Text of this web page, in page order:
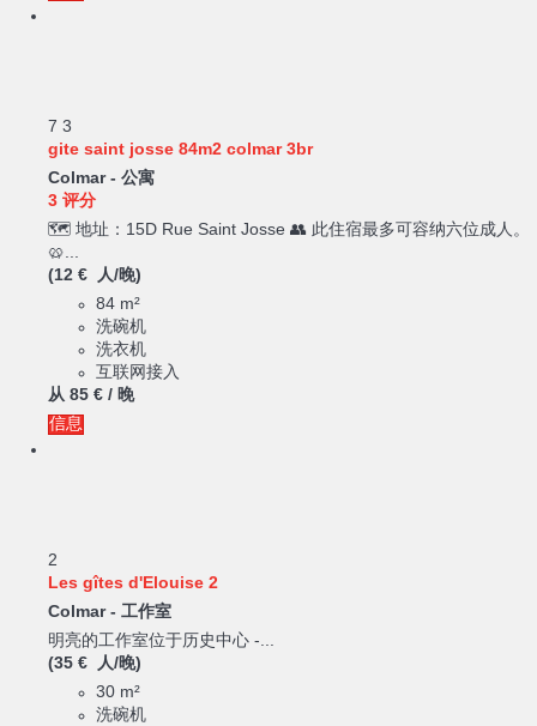
7 3
gite saint josse 84m2 colmar 3br
Colmar - 公寓
3 评分
🗺️ 地址：15D Rue Saint Josse 👥 此住宿最多可容纳六位成人。
🥨...
(12 € 人/晚)
84 m²
洗碗机
洗衣机
互联网接入
从 85 € / 晚
信息
2
Les gîtes d'Elouise 2
Colmar - 工作室
明亮的工作室位于历史中心 -...
(35 € 人/晚)
30 m²
洗碗机